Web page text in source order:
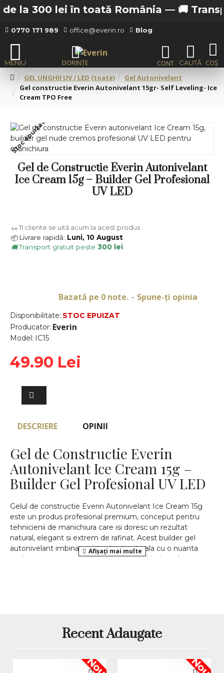
la 300 lei în toată România — 🚚
0770 171 989 office@everin.ro Blog
GEL UNGHII UV / LED (toate)
Gel Autonivelant
Gel constructie Everin Autonivelant 15gr- Self Leveling- Ice
Cream TPO Free
Stoc epuizat
Gel de Constructie Everin Autonivelant
Ice Cream 15g – Builder Gel Profesional
UV LED
Disponibilitate: STOC EPUIZAT
Producator: Everin
Model: IC15
Bazată pe 0 note. - Spune-ţi opinia
49.90 Lei
👀 11 cliente se uită acum la acest produs
📦 Livrare rapidă: Luni, 10 August
🚚Transport gratuit peste 300 lei
DESCRIERE OPINII
Gel de Constructie Everin
Autonivelant Ice Cream 15g –
Builder Gel Profesional UV LED
Gelul de constructie Everin Autonivelant Ice Cream 15g
este un produs profesional premium, conceput pentru
tehnicienii de manichiura care isi doresc un rezultat
natural, elegant si extrem de rafinat. Acest builder gel
autonivelant imbina rezistenta structurala cu o nuanta
nude cremoasa, perfecta pentru manichiuri moderne,
lucrari care pun accent pe forma corecta si structura
Caracteristici principale ale
gelului Everin Ice Cream
Recent Adaugate
Nou Nou